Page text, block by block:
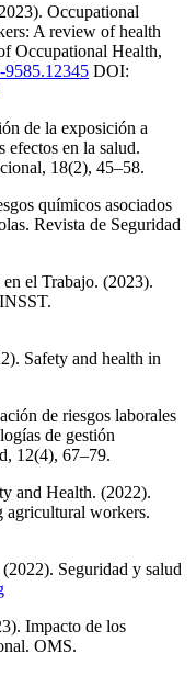
Occupational
A review of health
Occupational Health,
9585.12345 DOI:
de la exposición a
efectos en la salud.
18(2), 45–58.
químicos asociados
Revista de Seguridad
el Trabajo. (2023).
Safety and health in
de riesgos laborales
de gestión
12(4), 67–79.
and Health. (2022).
agricultural workers.
Seguridad y salud
Impacto de los
OMS.